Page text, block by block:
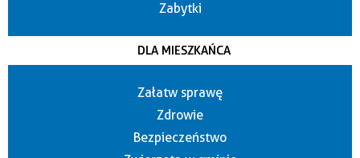
Zabytki
DLA MIESZKAŃCA
Załatw sprawę
Zdrowie
Bezpieczeństwo